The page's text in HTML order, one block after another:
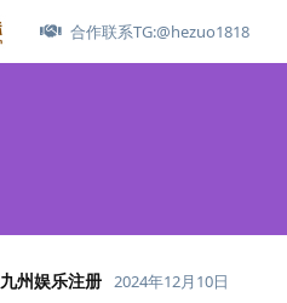
合作联系TG:@hezuo1818
九州娱乐注册 2024年12月10日